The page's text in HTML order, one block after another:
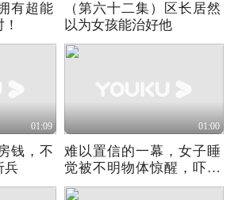
有超能
（第六十二集）区长居然
以为女孩能治好他
01:09
钱，不
兵
01:00
难以置信的一幕，女子睡
觉被不明物体惊醒，吓得
连滚带爬跑了！